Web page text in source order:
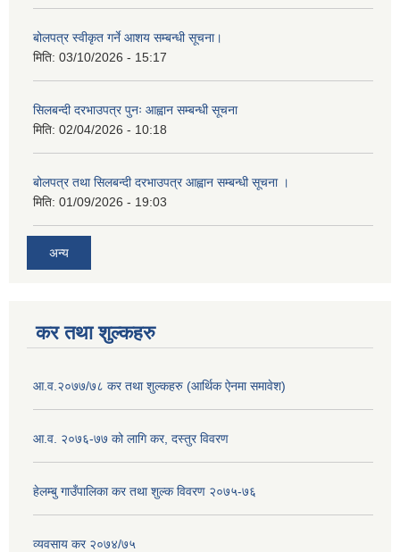
बोलपत्र स्वीकृत गर्ने आशय सम्बन्धी सूचना।
मिति: 03/10/2026 - 15:17
सिलबन्दी दरभाउपत्र पुनः आह्वान सम्बन्धी सूचना
मिति: 02/04/2026 - 10:18
बोलपत्र तथा सिलबन्दी दरभाउपत्र आह्वान सम्बन्धी सूचना ।
मिति: 01/09/2026 - 19:03
अन्य
कर तथा शुल्कहरु
आ.व.२०७७/७८ कर तथा शुल्कहरु (आर्थिक ऐनमा समावेश)
आ.व. २०७६-७७ को लागि कर, दस्तुर विवरण
हेलम्बु गाउँपालिका कर तथा शुल्क विवरण २०७५-७६
व्यवसाय कर २०७४/७५